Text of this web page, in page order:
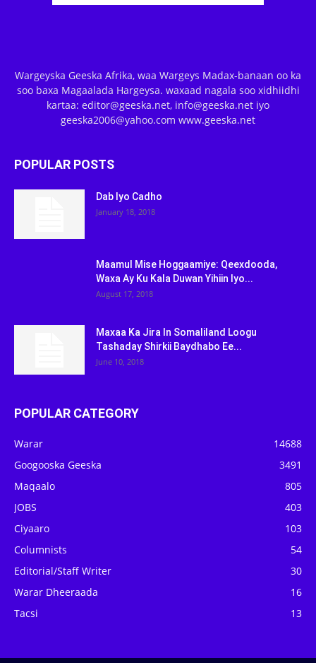
Wargeyska Geeska Afrika, waa Wargeys Madax-banaan oo ka
soo baxa Magaalada Hargeysa. waxaad nagala soo xidhiidhi
kartaa: editor@geeska.net, info@geeska.net iyo
geeska2006@yahoo.com www.geeska.net
POPULAR POSTS
Dab Iyo Cadho
January 18, 2018
Maamul Mise Hoggaamiye: Qeexdooda,
Waxa Ay Ku Kala Duwan Yihiin Iyo...
August 17, 2018
Maxaa Ka Jira In Somaliland Loogu
Tashaday Shirkii Baydhabo Ee...
June 10, 2018
POPULAR CATEGORY
Warar
14688
Googooska Geeska
3491
Maqaalo
805
JOBS
403
Ciyaaro
103
Columnists
54
Editorial/Staff Writer
30
Warar Dheeraada
16
Tacsi
13